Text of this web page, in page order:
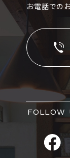
お電話での
FOLLOW